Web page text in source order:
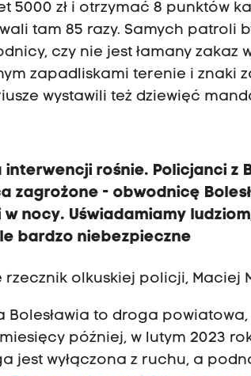
5000 zł i otrzymać 8 punktów
tam 85 razy. Samych patroli
czy nie jest łamany
zapadliskami terenie i znaki
wystawili też dziewięć
interwencji rośnie. Policjanci z
zagrożone - obwodnicę
w nocy. Uświadamiamy
bardzo niebezpieczne
rzecznik olkuskiej policji, Maciej
Bolesławia to droga
później, w lutym 2023
jest wyłączona z ruchu, a